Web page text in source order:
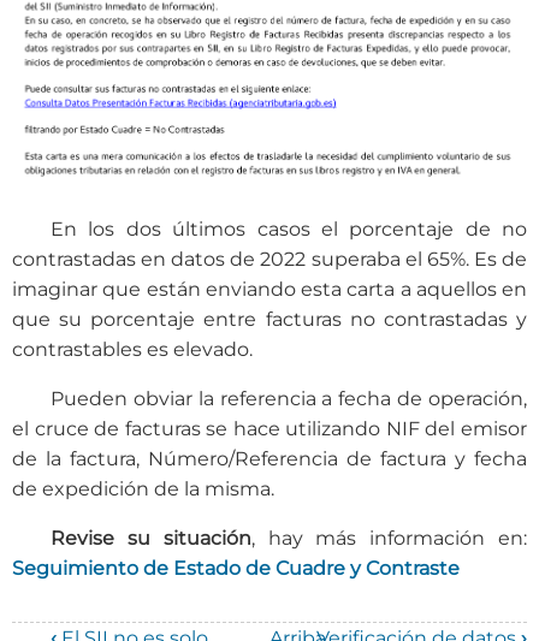
En los dos últimos casos el porcentaje de no
contrastadas en datos de 2022 superaba el 65%. Es de
imaginar que están enviando esta carta a aquellos en
que su porcentaje entre facturas no contrastadas y
contrastables es elevado.
Pueden obviar la referencia a fecha de operación,
el cruce de facturas se hace utilizando NIF del emisor
de la factura, Número/Referencia de factura y fecha
de expedición de la misma.
Revise su situación, hay más información en:
Seguimiento de Estado de Cuadre y Contraste